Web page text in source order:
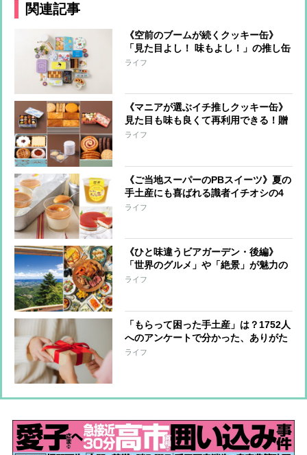
関連記事
《空前のブームが続くクッキー缶》
「見た目よし！ 味もよし！」の推し缶
を専門家3人が厳選！大切な人へのギ
ライフ
《マニアが選ぶイチ推しクッキー缶》
見た目も味も良くて再利用できる！贈
り物にしたいとっておきの名品6つ
ライフ
《ご当地スーパーのPBスイーツ》夏の
手土産にも喜ばれる識者イチオシの4
品！
ライフ
《ひと味違うビアガーデン・後編》
「世界のグルメ」や「絶景」が魅力の
ビアガーデンへ！
ライフ
「もらって困った手土産」は？1752人
へのアンケートで分かった、ありがた
くも途方に暮れたものとは…
ライフ